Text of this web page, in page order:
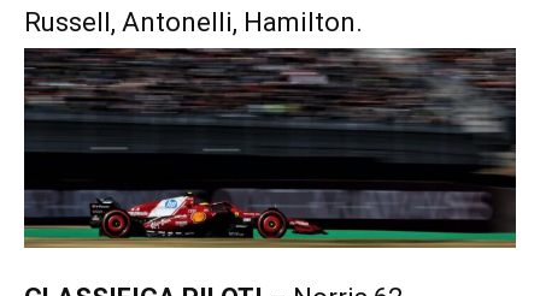
Russell, Antonelli, Hamilton.